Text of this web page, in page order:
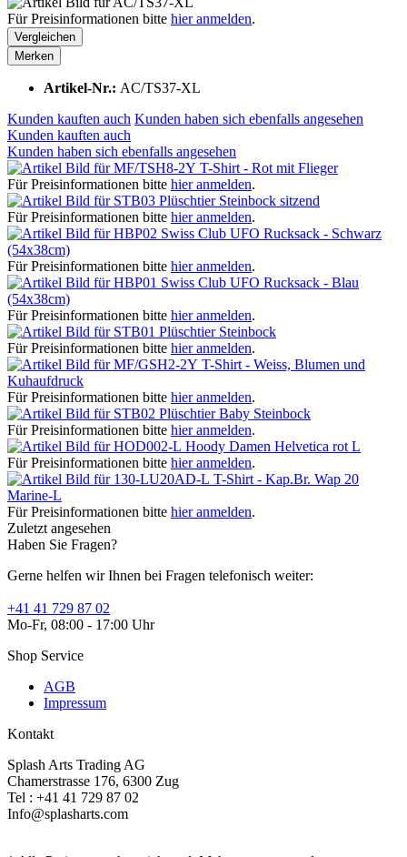
Für Preisinformationen bitte hier anmelden.
Vergleichen
Merken
Artikel-Nr.: AC/TS37-XL
Kunden kauften auch Kunden haben sich ebenfalls angesehen
Kunden kauften auch
Kunden haben sich ebenfalls angesehen
T-Shirt - Rot mit Flieger
Für Preisinformationen bitte hier anmelden.
Plüschtier Steinbock sitzend
Für Preisinformationen bitte hier anmelden.
Swiss Club UFO Rucksack - Schwarz
(54x38cm)
Für Preisinformationen bitte hier anmelden.
Swiss Club UFO Rucksack - Blau
(54x38cm)
Für Preisinformationen bitte hier anmelden.
Plüschtier Steinbock
Für Preisinformationen bitte hier anmelden.
T-Shirt - Weiss, Blumen und
Kuhaufdruck
Für Preisinformationen bitte hier anmelden.
Plüschtier Baby Steinbock
Für Preisinformationen bitte hier anmelden.
Hoody Damen Helvetica rot L
Für Preisinformationen bitte hier anmelden.
T-Shirt - Kap.Br. Wap 20
Marine-L
Für Preisinformationen bitte hier anmelden.
Zuletzt angesehen
Haben Sie Fragen?
Gerne helfen wir Ihnen bei Fragen telefonisch weiter:
+41 41 729 87 02
Mo-Fr, 08:00 - 17:00 Uhr
Shop Service
AGB
Impressum
Kontakt
Splash Arts Trading AG
Chamerstrasse 176, 6300 Zug
Tel : +41 41 729 87 02
Info@splasharts.com